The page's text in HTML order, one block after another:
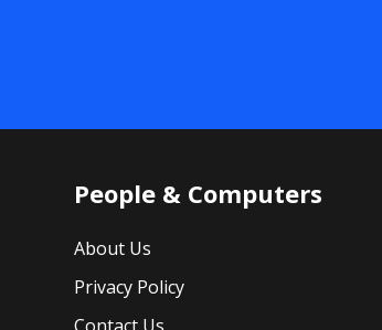
People & Computers
About Us
Privacy Policy